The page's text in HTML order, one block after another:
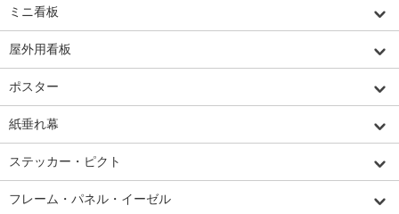
ミニ看板
屋外用看板
ポスター
紙垂れ幕
ステッカー・ピクト
フレーム・パネル・イーゼル